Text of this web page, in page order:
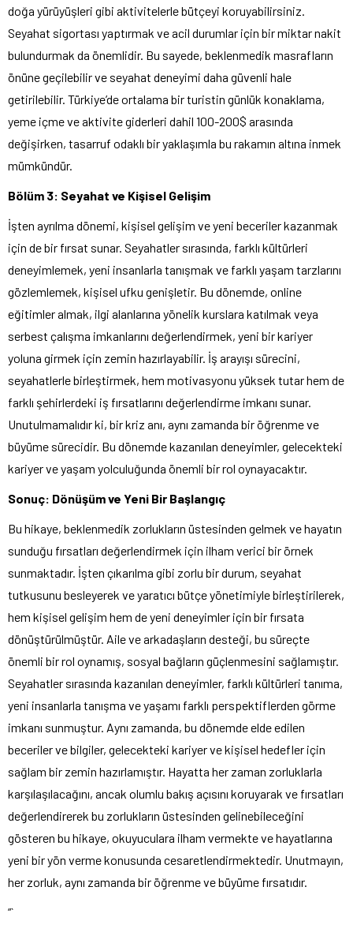
doğa yürüyüşleri gibi aktivitelerle bütçeyi koruyabilirsiniz.
Seyahat sigortası yaptırmak ve acil durumlar için bir miktar nakit
bulundurmak da önemlidir. Bu sayede, beklenmedik masrafların
önüne geçilebilir ve seyahat deneyimi daha güvenli hale
getirilebilir. Türkiye’de ortalama bir turistin günlük konaklama,
yeme içme ve aktivite giderleri dahil 100-200$ arasında
değişirken, tasarruf odaklı bir yaklaşımla bu rakamın altına inmek
mümkündür.
Bölüm 3: Seyahat ve Kişisel Gelişim
İşten ayrılma dönemi, kişisel gelişim ve yeni beceriler kazanmak
için de bir fırsat sunar. Seyahatler sırasında, farklı kültürleri
deneyimlemek, yeni insanlarla tanışmak ve farklı yaşam tarzlarını
gözlemlemek, kişisel ufku genişletir. Bu dönemde, online
eğitimler almak, ilgi alanlarına yönelik kurslara katılmak veya
serbest çalışma imkanlarını değerlendirmek, yeni bir kariyer
yoluna girmek için zemin hazırlayabilir. İş arayışı sürecini,
seyahatlerle birleştirmek, hem motivasyonu yüksek tutar hem de
farklı şehirlerdeki iş fırsatlarını değerlendirme imkanı sunar.
Unutulmamalıdır ki, bir kriz anı, aynı zamanda bir öğrenme ve
büyüme sürecidir. Bu dönemde kazanılan deneyimler, gelecekteki
kariyer ve yaşam yolculuğunda önemli bir rol oynayacaktır.
Sonuç: Dönüşüm ve Yeni Bir Başlangıç
Bu hikaye, beklenmedik zorlukların üstesinden gelmek ve hayatın
sunduğu fırsatları değerlendirmek için ilham verici bir örnek
sunmaktadır. İşten çıkarılma gibi zorlu bir durum, seyahat
tutkusunu besleyerek ve yaratıcı bütçe yönetimiyle birleştirilerek,
hem kişisel gelişim hem de yeni deneyimler için bir fırsata
dönüştürülmüştür. Aile ve arkadaşların desteği, bu süreçte
önemli bir rol oynamış, sosyal bağların güçlenmesini sağlamıştır.
Seyahatler sırasında kazanılan deneyimler, farklı kültürleri tanıma,
yeni insanlarla tanışma ve yaşamı farklı perspektiflerden görme
imkanı sunmuştur. Aynı zamanda, bu dönemde elde edilen
beceriler ve bilgiler, gelecekteki kariyer ve kişisel hedefler için
sağlam bir zemin hazırlamıştır. Hayatta her zaman zorluklarla
karşılaşılacağını, ancak olumlu bakış açısını koruyarak ve fırsatları
değerlendirerek bu zorlukların üstesinden gelinebileceğini
gösteren bu hikaye, okuyuculara ilham vermekte ve hayatlarına
yeni bir yön verme konusunda cesaretlendirmektedir. Unutmayın,
her zorluk, aynı zamanda bir öğrenme ve büyüme fırsatıdır.
“`